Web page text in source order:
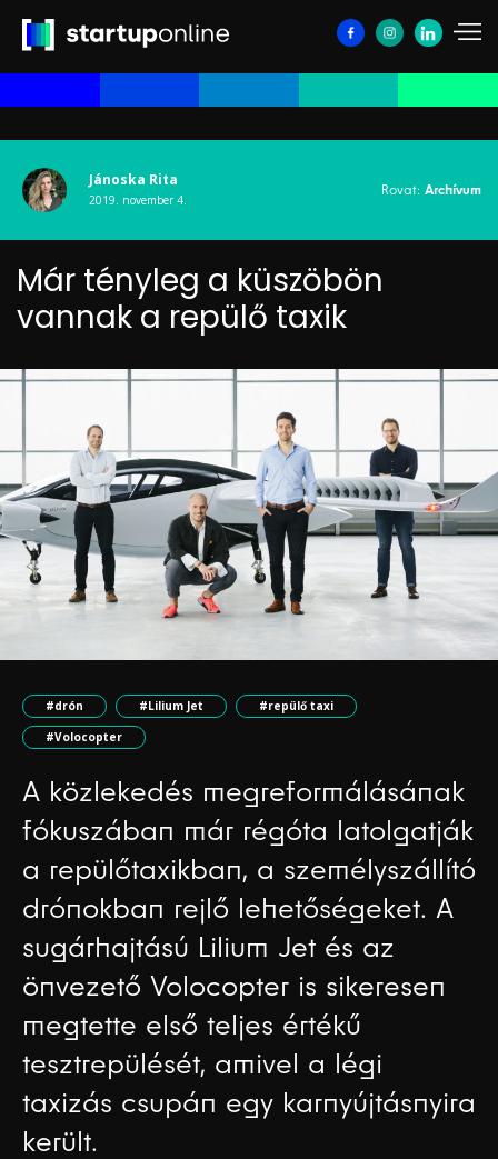
Jánoska Rita
2019. november 4.
Rovat: Archívum
Már tényleg a küszöbön
vannak a repülő taxik
#drón #Lilium Jet
#repülő taxi
#Volocopter
A közlekedés megreformálásának
fókuszában már régóta latolgatják
a repülőtaxikban, a személyszállító
drónokban rejlő lehetőségeket. A
sugárhajtású Lilium Jet és az
önvezető Volocopter is sikeresen
megtette első teljes értékű
tesztrepülését, amivel a légi
taxizás csupán egy karnyújtásnyira
került.